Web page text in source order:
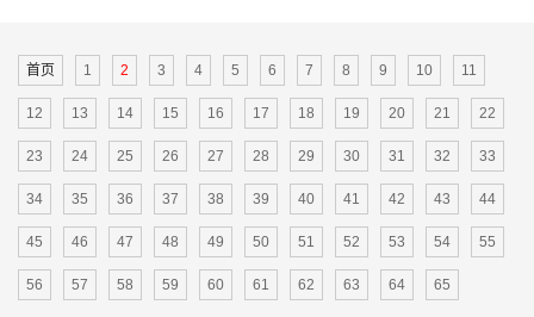
首页 1 2 3 4 5 6 7 8 9 10 11
12 13 14 15 16 17 18 19 20 21 22
23 24 25 26 27 28 29 30 31 32 33
34 35 36 37 38 39 40 41 42 43 44
45 46 47 48 49 50 51 52 53 54 55
56 57 58 59 60 61 62 63 64 65